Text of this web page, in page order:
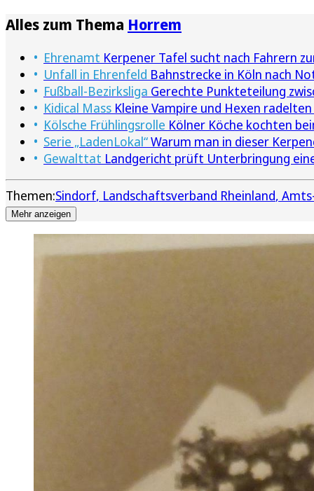
Alles zum Thema Horrem
Ehrenamt Kerpener Tafel sucht nach Fahrern
Unfall in Ehrenfeld Bahnstrecke in Köln nach
Fußball-Bezirksliga Gerechte Punkteteilung
Kidical Mass Kleine Vampire und Hexen
Kölsche Frühlingsrolle Kölner Köche kochten
Serie „LadenLokal“Warum man in dieser
Gewalttat Landgericht prüft Unterbringung
Themen:Sindorf Landschaftsverband Rheinland
Mehr anzeigen